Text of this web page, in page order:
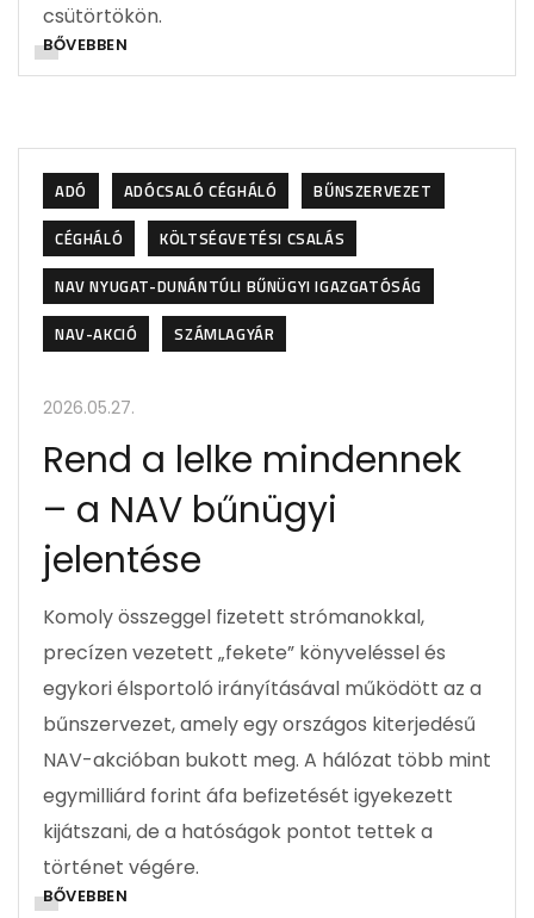
csütörtökön.
BŐVEBBEN
ADÓ ADÓCSALÓ CÉGHÁLÓ
BŰNSZERVEZET
CÉGHÁLÓ
KÖLTSÉGVETÉSI CSALÁS
NAV NYUGAT-DUNÁNTÚLI BŰNÜGYI IGAZGATÓSÁG
NAV-AKCIÓ
SZÁMLAGYÁR
2026.05.27.
Rend a lelke mindennek
– a NAV bűnügyi
jelentése
Komoly összeggel fizetett strómanokkal,
precízen vezetett „fekete” könyveléssel és
egykori élsportoló irányításával működött az a
bűnszervezet, amely egy országos kiterjedésű
NAV-akcióban bukott meg. A hálózat több mint
egymilliárd forint áfa befizetését igyekezett
kijátszani, de a hatóságok pontot tettek a
történet végére.
BŐVEBBEN